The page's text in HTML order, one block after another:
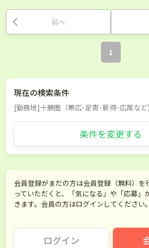
前へ
1
現在の検索条件
[勤務地]十勝圏（帯広･足寄･新得･広尾な
条件を変更する
会員登録がまだの方は会員登録（無料）を
っていただくと、「気になる」や「応募」
きます。会員の方はログインしてください。
ログイン